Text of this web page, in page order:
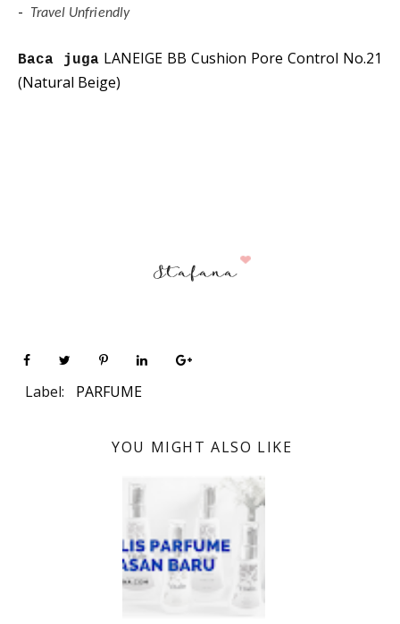
-
Travel Unfriendly
Baca juga LANEIGE BB Cushion Pore Control No.21
(Natural Beige)
Label: PARFUME
YOU MIGHT ALSO LIKE